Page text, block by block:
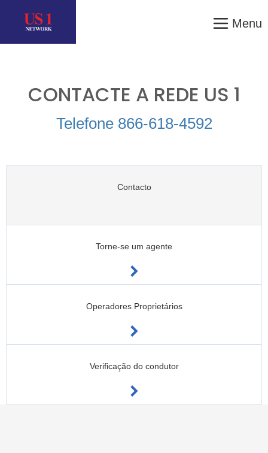
Menu
CONTACTE A REDE US 1
Telefone 866-618-4592
Contacto
Torne-se um agente
Operadores Proprietários
Verificação do condutor